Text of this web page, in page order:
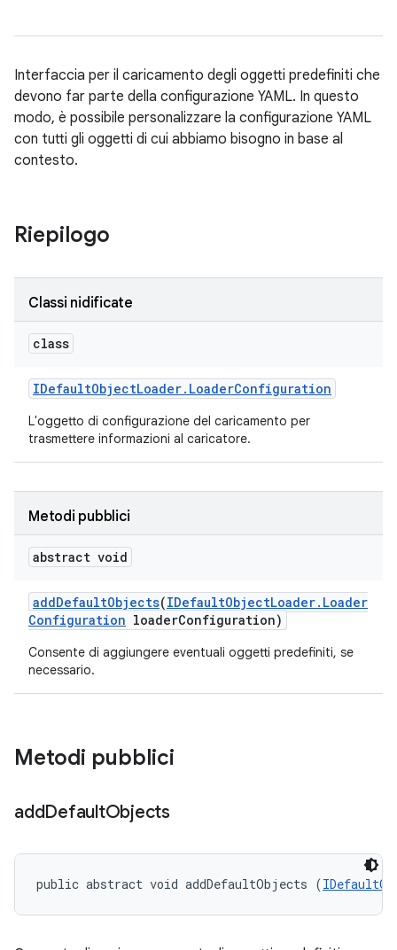
Interfaccia per il caricamento degli oggetti predefiniti che
devono far parte della configurazione YAML. In questo
modo, è possibile personalizzare la configurazione YAML
con tutti gli oggetti di cui abbiamo bisogno in base al
contesto.
Riepilogo
Classi nidificate
class
IDefaultObjectLoader. LoaderConfiguration
L'oggetto di configurazione del caricamento per
trasmettere informazioni al caricatore.
Metodi pubblici
abstract void
addDefaultObjects(IDefaultObjectLoader. Loader
Configuration loaderConfiguration)
Consente di aggiungere eventuali oggetti predefiniti, se
necessario.
Metodi pubblici
addDefaultObjects
public abstract void addDefaultObjects (